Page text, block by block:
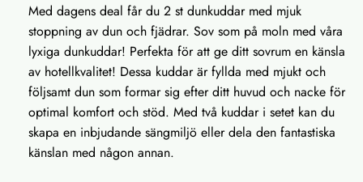
Med dagens deal får du 2 st dunkuddar med mjuk
stoppning av dun och fjädrar. Sov som på moln med våra
lyxiga dunkuddar! Perfekta för att ge ditt sovrum en känsla
av hotellkvalitet! Dessa kuddar är fyllda med mjukt och
följsamt dun som formar sig efter ditt huvud och nacke för
optimal komfort och stöd. Med två kuddar i setet kan du
skapa en inbjudande sängmiljö eller dela den fantastiska
känslan med någon annan.